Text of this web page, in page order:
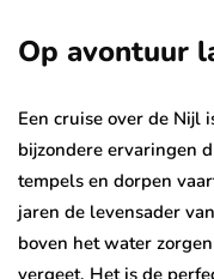
Op avontuur
Een cruise over de Nijl
bijzondere ervaringen
tempels en dorpen
jaren de levensader
boven het water
vergeet. Het is de